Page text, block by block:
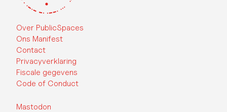
Over PublicSpaces
Ons Manifest
Contact
Privacyverklaring
Fiscale gegevens
Code of Conduct
Mastodon